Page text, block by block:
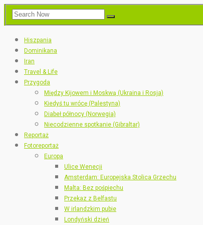
Hiszpania
Dominikana
Iran
Travel & Life
Przygoda
Między Kijowem i Moskwą (Ukraina i Rosja)
Kiedyś tu wrócę (Palestyna)
Diabeł północy (Norwegia)
Niecodzienne spotkanie (Gibraltar)
Reportaż
Fotoreportaż
Europa
Ulice Wenecji
Amsterdam: Europejska Stolica Grzechu
Malta: Bez pośpiechu
Przekaz z Belfastu
W irlandzkim pubie
Londyński dzień